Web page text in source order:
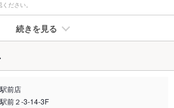
ださい。
続きを見る
前店
前２-3-14-3F